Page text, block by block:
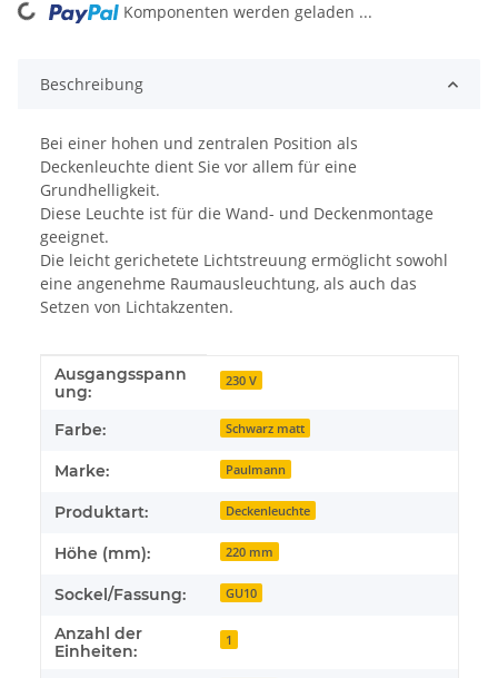
Loading... Komponenten werden geladen ...
Beschreibung
Bei einer hohen und zentralen Position als
Deckenleuchte dient Sie vor allem für eine
Grundhelligkeit.
Diese Leuchte ist für die Wand- und Deckenmontage
geeignet.
Die leicht gerichetete Lichtstreuung ermöglicht sowohl
eine angenehme Raumausleuchtung, als auch das
Setzen von Lichtakzenten.
Produkteigenschaft
Wert
Ausgangsspann
ung:
230 V
Farbe: Schwarz matt
Marke: Paulmann
Produktart: Deckenleuchte
Höhe (mm): 220 mm
Sockel/Fassung: GU10
Anzahl der
Einheiten:
1